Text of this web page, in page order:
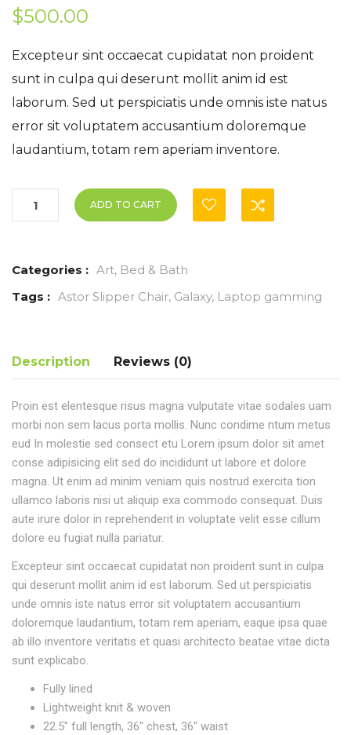
out
of
on
customer
ratings
$500.00
Excepteur sint occaecat cupidatat non proident
sunt in culpa qui deserunt mollit anim id est
laborum. Sed ut perspiciatis unde omnis iste natus
error sit voluptatem accusantium doloremque
laudantium, totam rem aperiam inventore.
ADD TO CART
Categories : Art, Bed & Bath
Tags : Astor Slipper Chair, Galaxy, Laptop gamming
Description Reviews (0)
Proin est elentesque risus magna vulputate vitae sodales uam
morbi non sem lacus porta mollis. Nunc condime ntum metus
eud In molestie sed consect etu Lorem ipsum dolor sit amet
conse adipisicing elit sed do incididunt ut labore et dolore
magna. Ut enim ad minim veniam quis nostrud exercita tion
ullamco laboris nisi ut aliquip exa commodo consequat. Duis
aute irure dolor in reprehenderit in voluptate velit esse cillum
dolore eu fugiat nulla pariatur.
Excepteur sint occaecat cupidatat non proident sunt in culpa
qui deserunt mollit anim id est laborum. Sed ut perspiciatis
unde omnis iste natus error sit voluptatem accusantium
doloremque laudantium, totam rem aperiam, eaque ipsa quae
ab illo inventore veritatis et quasi architecto beatae vitae dicta
sunt explicabo.
Fully lined
Lightweight knit & woven
22.5″ full length, 36″ chest, 36″ waist